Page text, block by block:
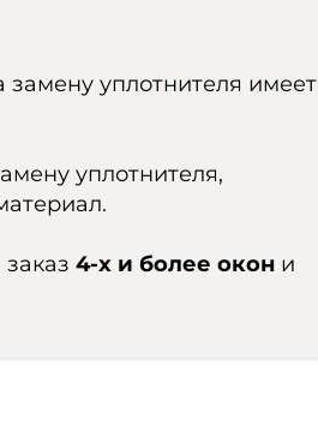
уплотнителя имеет
уплотнителя,
4-х и более окон и